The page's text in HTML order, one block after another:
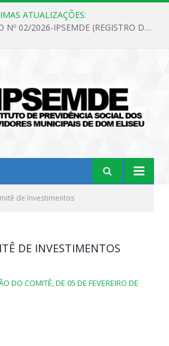
ATUALIZAÇÕES:
PREGÃO ELETRÔNICO Nº 02/2026-IPSEMDE (REGISTRO DE PREÇOS PARA FUTURA E EVENTUAL AQUISIÇÃO DE MATERIAL DE LIMPEZA E GÊNEROS ALIMENTÍCIOS PARA ATENDER AS NECESSIDADES DO INSTITUTO DE PREVIDÊNCIA SOCIAL DOS SERVIDORES MUNICIPAIS DE DOM ELISEU.)
de Investimentos
DE INVESTIMENTOS
DO COMITÊ, DE 05 DE FEVEREIRO DE